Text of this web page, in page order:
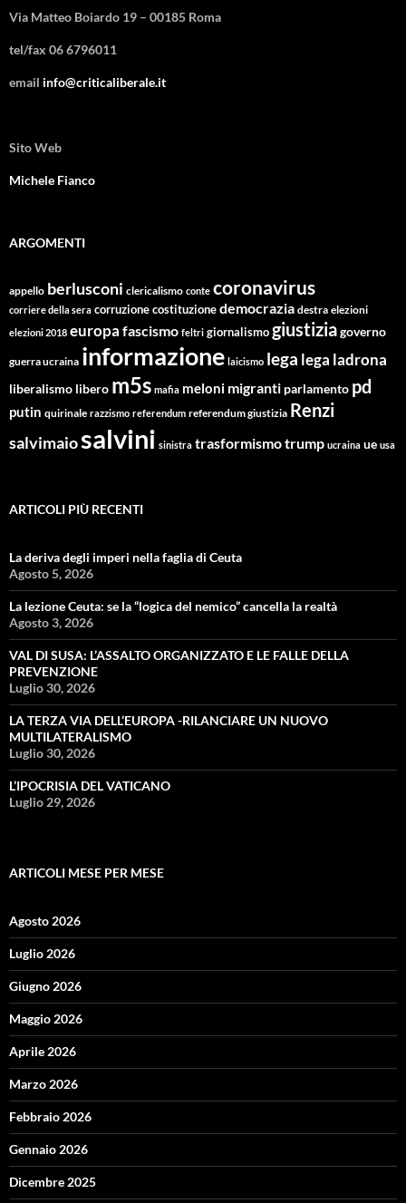
Via Matteo Boiardo 19 – 00185 Roma
tel/fax 06 6796011
email info@criticaliberale.it
Sito Web
Michele Fianco
ARGOMENTI
appello berlusconi clericalismo conte coronavirus
corriere della sera corruzionecostituzionedemocrazia destra elezioni
elezioni 2018 europa fascismo feltri giornalismogiustiziagoverno
guerra ucraina informazione laicismo lega lega ladrona
liberalismo libero m5s mafia meloni migranti parlamento pd
putin quirinale razzismo referendum referendum giustizia Renzi
salvimaiosalvini sinistra trasformismotrump ucraina ue usa
ARTICOLI PIÙ RECENTI
La deriva degli imperi nella faglia di Ceuta
Agosto 5, 2026
La lezione Ceuta: se la “logica del nemico” cancella la realtà
Agosto 3, 2026
VAL DI SUSA: L’ASSALTO ORGANIZZATO E LE FALLE DELLA
PREVENZIONE
Luglio 30, 2026
LA TERZA VIA DELL’EUROPA -RILANCIARE UN NUOVO
MULTILATERALISMO
Luglio 30, 2026
L’IPOCRISIA DEL VATICANO
Luglio 29, 2026
ARTICOLI MESE PER MESE
Agosto 2026
Luglio 2026
Giugno 2026
Maggio 2026
Aprile 2026
Marzo 2026
Febbraio 2026
Gennaio 2026
Dicembre 2025